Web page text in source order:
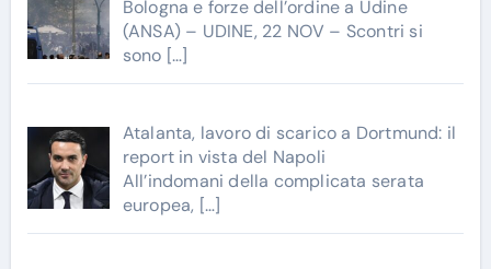
Bologna e forze dell’ordine a Udine
(ANSA) – UDINE, 22 NOV – Scontri si
sono […]
Atalanta, lavoro di scarico a Dortmund: il
report in vista del Napoli
All’indomani della complicata serata
europea, […]